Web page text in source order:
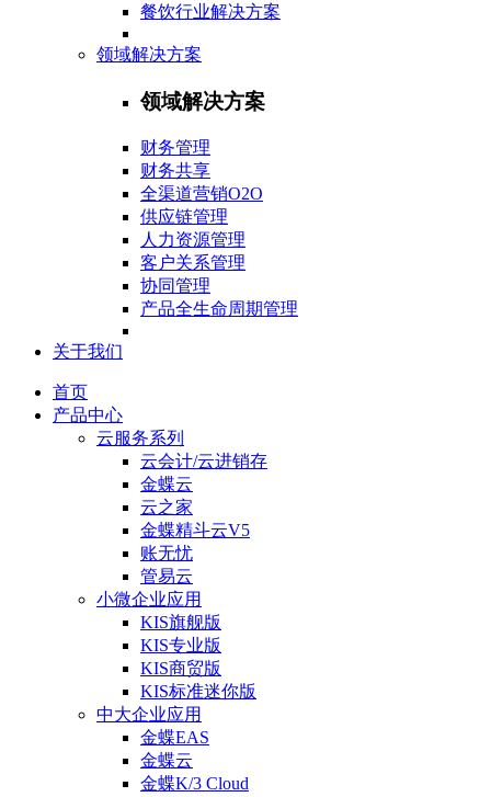
餐饮行业解决方案
领域解决方案
领域解决方案
财务管理
财务共享
全渠道营销O2O
供应链管理
人力资源管理
客户关系管理
协同管理
产品全生命周期管理
关于我们
首页
产品中心
云服务系列
云会计/云进销存
金蝶云
云之家
金蝶精斗云V5
账无忧
管易云
小微企业应用
KIS旗舰版
KIS专业版
KIS商贸版
KIS标准迷你版
中大企业应用
金蝶EAS
金蝶云
金蝶K/3 Cloud